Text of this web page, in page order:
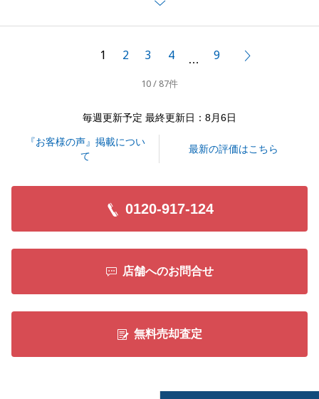
また何か不動産の事でお困りでございましたら、お気
軽にお申し付けくださいませ。
1 2 3 4 … 9
10 / 87件
毎週更新予定 最終更新日：8月6日
『お客様の声』掲載につい
て
最新の評価はこちら
0120-917-124
店舗へのお問合せ
無料売却査定